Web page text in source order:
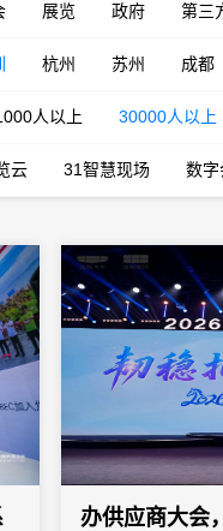
展览 政府 第三
杭州 苏州 成都
人以上 30000人以上
云 31智慧现场 数字
办供应商大会